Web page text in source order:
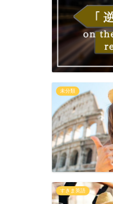
未分類
すきま英語